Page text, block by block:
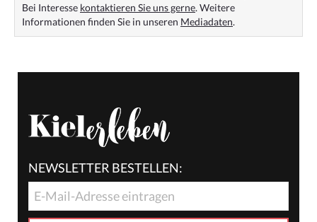
Bei Interesse kontaktieren Sie uns gerne. Weitere
Informationen finden Sie in unseren Mediadaten.
NEWSLETTER BESTELLEN: